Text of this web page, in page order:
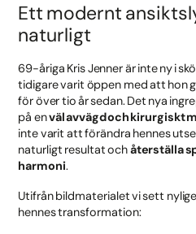
Ett modernt
naturligt
69-åriga Kris Jenner är inte ny i
tidigare varit öppen med att hon
för över tio år sedan. Det nya
på enväl avvägd och kirurgiskt
inte varit att förändra hennes
naturligt resultat ochåterställa
harmoni.
Utifrån bildmaterialet vi sett
hennes transformation: